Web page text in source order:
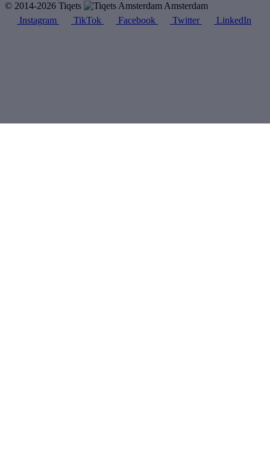
© 2014-2026 Tiqets
Amsterdam
Instagram
TikTok Facebook Twitter LinkedIn